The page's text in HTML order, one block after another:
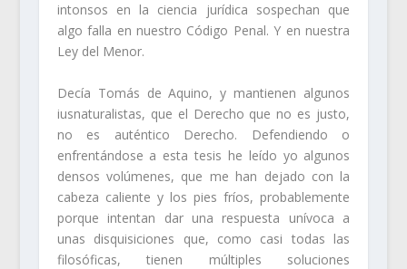
intonsos en la ciencia jurídica sospechan que
algo falla en nuestro Código Penal. Y en nuestra
Ley del Menor.
Decía Tomás de Aquino, y mantienen algunos
iusnaturalistas, que el Derecho que no es justo,
no es auténtico Derecho. Defendiendo o
enfrentándose a esta tesis he leído yo algunos
densos volúmenes, que me han dejado con la
cabeza caliente y los pies fríos, probablemente
porque intentan dar una respuesta unívoca a
unas disquisiciones que, como casi todas las
filosóficas, tienen múltiples soluciones